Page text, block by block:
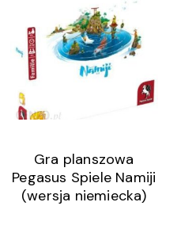
Gra planszowa
Pegasus Spiele Namiji
(wersja niemiecka)